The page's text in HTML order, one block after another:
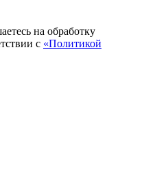
на обработку
с «Политикой